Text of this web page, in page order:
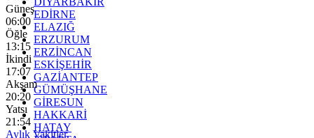
EDİRNE
ELAZIĞ
ERZURUM
ERZİNCAN
ESKİŞEHİR
GAZİANTEP
GÜMÜŞHANE
GİRESUN
HAKKARİ
HATAY
Güneş
06:00
Öğle
13:15
İkindi
17:07
Akşam
20:20
Yatsı
21:54
Aylık Vakitler